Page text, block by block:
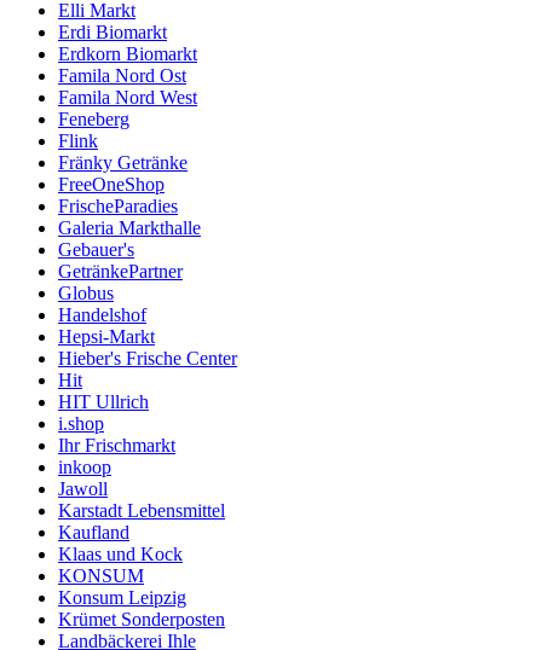
Elli Markt
Erdi Biomarkt
Erdkorn Biomarkt
Famila Nord Ost
Famila Nord West
Feneberg
Flink
Fränky Getränke
FreeOneShop
FrischeParadies
Galeria Markthalle
Gebauer's
GetränkePartner
Globus
Handelshof
Hepsi-Markt
Hieber's Frische Center
Hit
HIT Ullrich
i.shop
Ihr Frischmarkt
inkoop
Jawoll
Karstadt Lebensmittel
Kaufland
Klaas und Kock
KONSUM
Konsum Leipzig
Krümet Sonderposten
Landbäckerei Ihle